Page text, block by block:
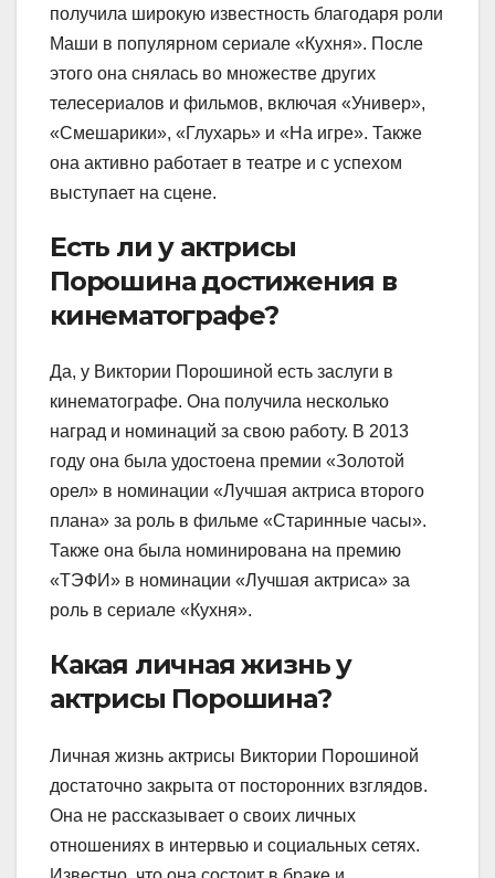
получила широкую известность благодаря роли
Маши в популярном сериале «Кухня». После
этого она снялась во множестве других
телесериалов и фильмов, включая «Универ»,
«Смешарики», «Глухарь» и «На игре». Также
она активно работает в театре и с успехом
выступает на сцене.
Есть ли у актрисы
Порошина достижения в
кинематографе?
Да, у Виктории Порошиной есть заслуги в
кинематографе. Она получила несколько
наград и номинаций за свою работу. В 2013
году она была удостоена премии «Золотой
орел» в номинации «Лучшая актриса второго
плана» за роль в фильме «Старинные часы».
Также она была номинирована на премию
«ТЭФИ» в номинации «Лучшая актриса» за
роль в сериале «Кухня».
Какая личная жизнь у
актрисы Порошина?
Личная жизнь актрисы Виктории Порошиной
достаточно закрыта от посторонних взглядов.
Она не рассказывает о своих личных
отношениях в интервью и социальных сетях.